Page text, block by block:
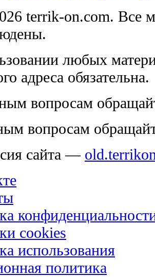
terrik-on.com. Все
любых
адреса обязательна.
вопросам
вопросам
сайта —
cookies
использования
политика